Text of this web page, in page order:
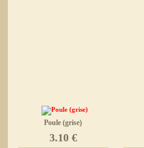
Poule (grise)
3.10 €